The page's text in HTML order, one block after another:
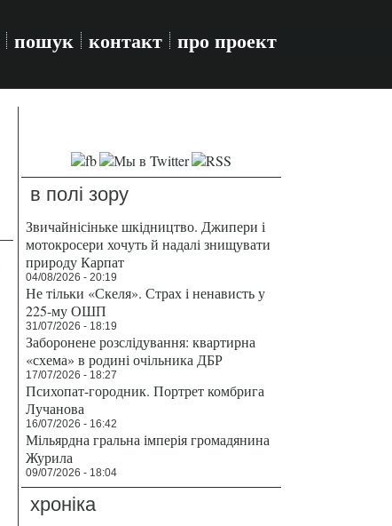
пошук контакт про проект
в полі зору
Звичайнісіньке шкідництво. Джипери і
мотокросери хочуть й надалі знищувати
природу Карпат
04/08/2026 - 20:19
Не тільки «Скеля». Страх і ненависть у
225-му ОШП
31/07/2026 - 18:19
Заборонене розслідування: квартирна
«схема» в родині очільника ДБР
17/07/2026 - 18:27
Психопат-городник. Портрет комбрига
Лучанова
16/07/2026 - 16:42
Мільярдна гральна імперія громадянина
Журила
09/07/2026 - 18:04
хроніка